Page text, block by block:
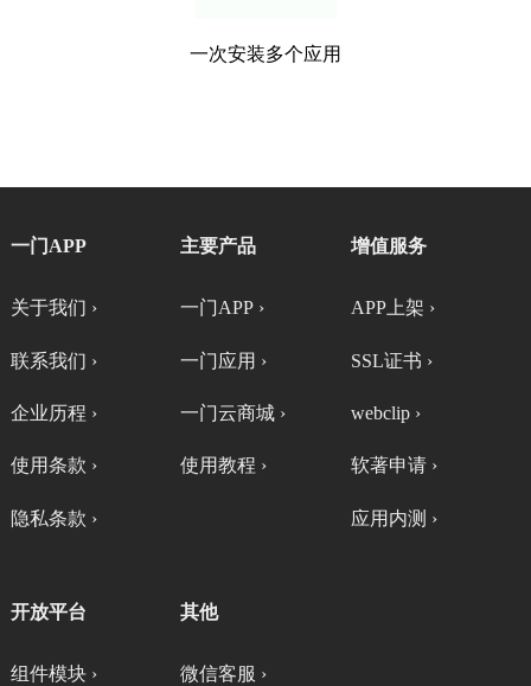
一次安装多个应用
一门APP
关于我们 ›
联系我们 ›
企业历程 ›
使用条款 ›
隐私条款 ›
主要产品
一门APP ›
一门应用 ›
一门云商城 ›
使用教程 ›
增值服务
APP上架 ›
SSL证书 ›
webclip ›
软著申请 ›
应用内测 ›
开放平台
组件模块 ›
其他
微信客服 ›